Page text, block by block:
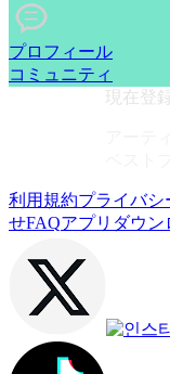
プロフィール
コミュニティ
現在登
利用規約プライバシ
せFAQアプリダウン